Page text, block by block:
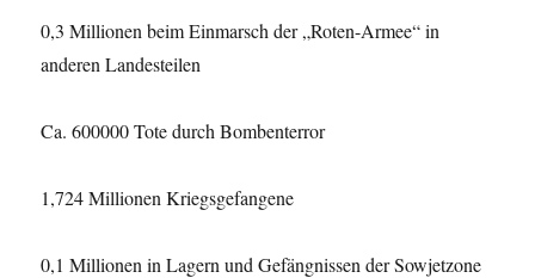
0,3 Millionen beim Einmarsch der „Roten-Armee“ in
anderen Landesteilen
Ca. 600000 Tote durch Bombenterror
1,724 Millionen Kriegsgefangene
0,1 Millionen in Lagern und Gefängnissen der Sowjetzone